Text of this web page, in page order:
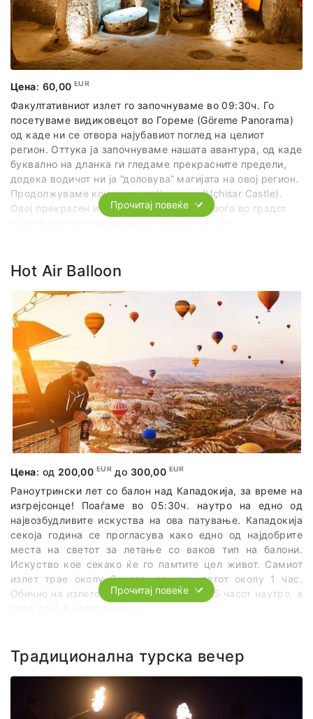
Цена: 60,00EUR
Факултативниот излет го започнуваме во 09:30ч. Го
посетуваме видиковецот во Гореме (Göreme Panorama)
од каде ни се отвора најубавиот поглед на целиот
регион. Оттука ја започнуваме нашата авантура, од каде
буквално на дланка ги гледаме прекрасните предели,
додека водичот ни ја “доловува“ магијата на овој регион.
Продолжуваме кон замокот Учхисар (Uçhisar Castle).
Овој прекрасен и историски замок се наоѓа во градот
градови во Кападокија. Овој комплекс бил исклесан под
локалците кои се засолнувале и се бранеле од
опасносните на Романите, Персијците и Арапите. Внатре
посетуваме простории и објекти кои се достапни и
отворени за посетители, додека водичот ни ги
раскажува приказните и историјата која се крие позади
нив. По Деринкују правиме пауза за ручек. По паузата
за ручек за крај ја посетуваме долината на гулабите
(Pigeon Valley).
Во цената на излетот е вклученo: трансфер со комбе,
локален водич на англиски јазик, влезници на
наведените локалитети, ручек, услуги од претставник на
агенцијата.
Во цената на излетот не е вклучено: пијалоци за време
на ручекот
Прочитај повеќе
Hot Air Balloon
Цена: од 200,00 EUR до 300,00 EUR
Раноутрински лет со балон над Кападокија, за време на
изгрејсонце! Поаѓаме во 05:30ч. наутро на едно од
највозбудливите искуства на ова патување. Кападокија
секоја година се прогласува како едно од најдобрите
места на светот за летање со ваков тип на балони.
Искуство кое секако ќе го памтите цел живот. Самиот
излет трае околу 3 часа, од кои, летот околу 1 час.
Обично на излетот се поаѓа помеѓу 4 и 5 часот наутро, а
можноста да се организира истиот, зависи од
временските услови во моментот, а на тоа агенцијата не
може да влијае.
Корисни информации за летот со балони:
Прочитај повеќе
Традиционална турска вечер